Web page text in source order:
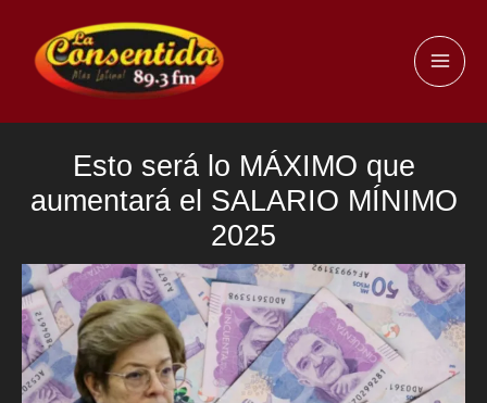
contenido
Esto será lo MÁXIMO que
aumentará el SALARIO MÍNIMO
2025